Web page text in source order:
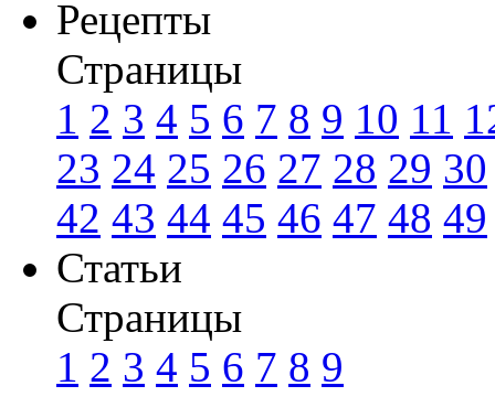
Рецепты
Страницы
1 2 3 4 5 6 7 8 9 10 11
23 24 25 26 27 28 29 30
42 43 44 45 46 47 48 49
Статьи
Страницы
1 2 3 4 5 6 7 8 9